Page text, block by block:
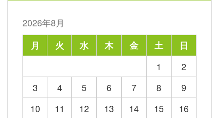
2026年8月
月
火 水 木 金 土 日
1
2
3
4 5 6 7 8
9
10
11 12 13 14 15
16